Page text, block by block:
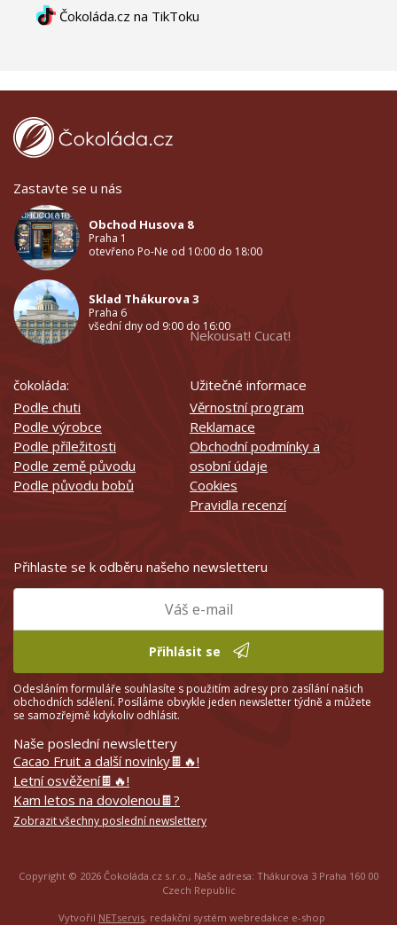
Čokoláda.cz na TikToku
Zastavte se u nás
Obchod Husova 8
Praha 1
otevřeno Po-Ne od 10:00 do 18:00
Sklad Thákurova 3
Praha 6
všední dny od 9:00 do 16:00
čokoláda:
Podle chuti
Podle výrobce
Podle příležitosti
Podle země původu
Podle původu bobů
Nekousat! Cucat!
Užitečné informace
Věrnostní program
Reklamace
Obchodní podmínky a
osobní údaje
Cookies
Pravidla recenzí
Přihlaste se k odběru našeho newsletteru
Přihlásit se
Odesláním formuláře souhlasíte s použitím adresy pro zasílání našich
obchodních sdělení. Posíláme obvykle jeden newsletter týdně a můžete
se samozřejmě kdykoliv odhlásit.
Naše poslední newslettery
Cacao Fruit a další novinky🍫🔥!
Letní osvěžení🍫🔥!
Kam letos na dovolenou🍫?
Zobrazit všechny poslední newslettery
Copyright © 2026 Čokoláda.cz s.r.o., Naše adresa: Thákurova 3 Praha 160 00
Czech Republic
Vytvořil NETservis, redakční systém webredakce e-shop